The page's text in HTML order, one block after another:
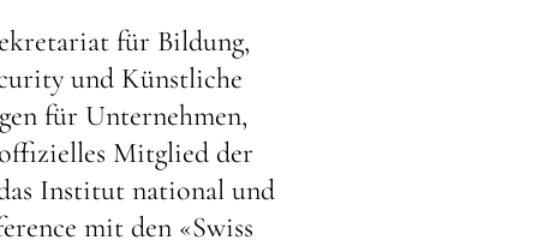
für Bildung,
und Künstliche
für Unternehmen,
Mitglied der
Institut national und
mit den «Swiss